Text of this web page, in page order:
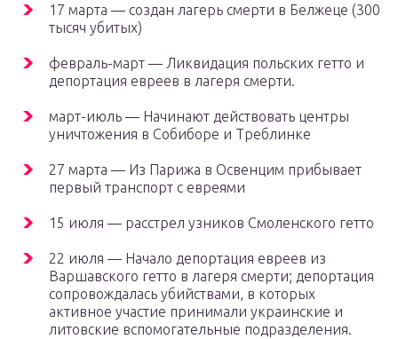
17 марта — создан лагерь смерти в Белжеце (300
тысяч убитых)
февраль-март — Ликвидация польских гетто и
депортация евреев в лагеря смерти.
март-июль — Начинают действовать центры
уничтожения в Собиборе и Треблинке
27 марта — Из Парижа в Освенцим прибывает
первый транспорт с евреями
15 июля — расстрел узников Смоленского гетто
22 июля — Начало депортация евреев из
Варшавского гетто в лагеря смерти; депортация
сопровождалась убийствами, в которых
активное участие принимали украинские и
литовские вспомогательные подразделения.